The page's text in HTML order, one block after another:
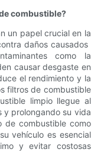
combustible?
un papel crucial en la
daños causados
como la
causar desgaste en
el rendimiento y la
filtros de combustible
limpio llegue al
y prolongando su vida
de combustible como
vehículo es esencial
y evitar costosas